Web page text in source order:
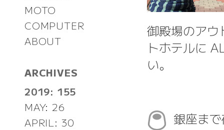
MOTO
COMPUTER
ABOUT
ARCHIVES
2019: 155
MAY: 26
APRIL: 30
御殿場のアウ
トホテルに
い。
銀座ま